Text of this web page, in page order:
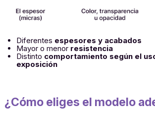
Diferentes espesores y acabados
Mayor o menor resistencia
Distinto comportamiento según el
exposición
¿Cómo eliges el modelo